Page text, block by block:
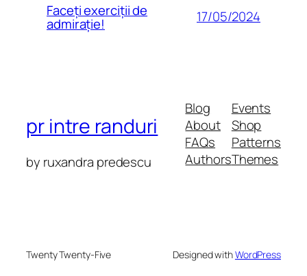
Faceți exerciții de
admirație! 17/05/2024
pr intre randuri
by ruxandra predescu
Blog
About
FAQs
Authors
Events
Shop
Patterns
Themes
Twenty Twenty-Five Designed withWordPress